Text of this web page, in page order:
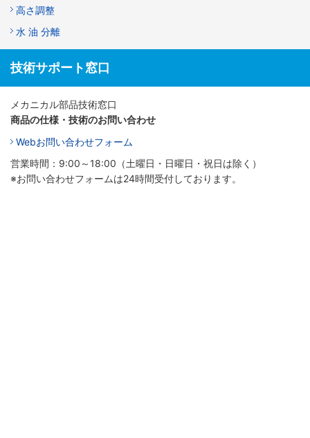
高さ調整
水 油 分離
技術サポート窓口
メカニカル部品技術窓口
商品の仕様・技術のお問い合わせ
Webお問い合わせフォーム
営業時間：9:00～18:00（土曜日・日曜日・祝日は除く）
※お問い合わせフォームは24時間受付しております。